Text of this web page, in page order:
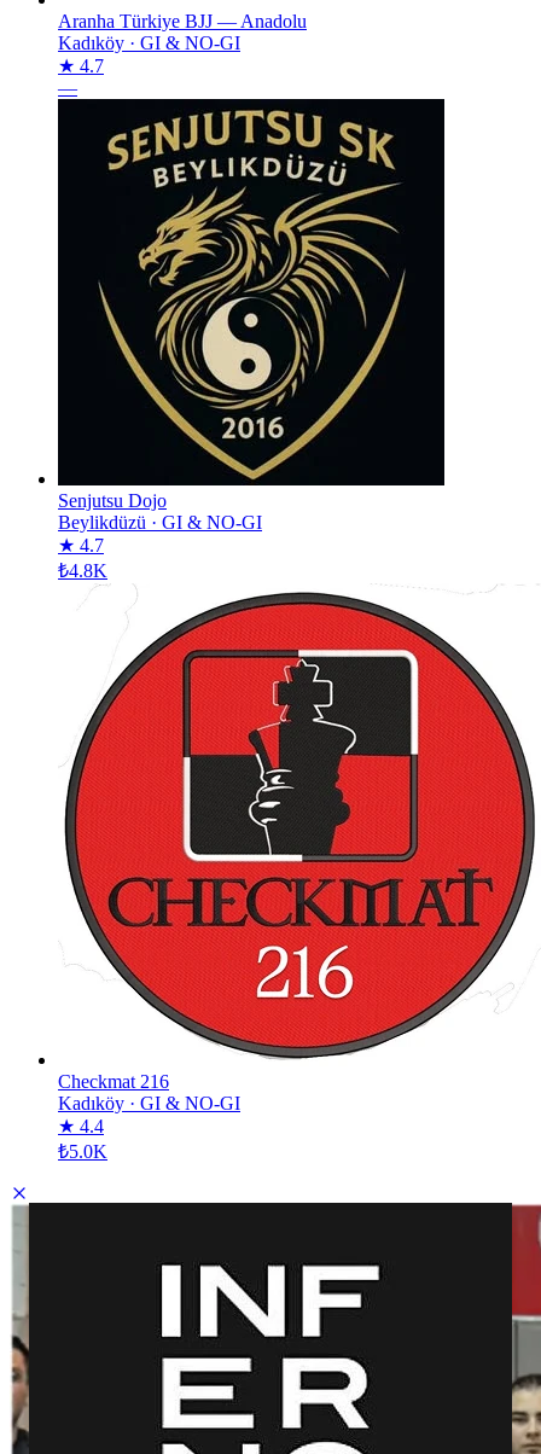
Aranha Türkiye BJJ — Anadolu
Kadıköy · GI & NO-GI
★ 4.7
—
Senjutsu Dojo
Beylikdüzü · GI & NO-GI
★ 4.7
₺4.8K
Checkmat 216
Kadıköy · GI & NO-GI
★ 4.4
₺5.0K
Inferno – Üsküdar
Inferno – Üsküdar
AÇIKLAMA